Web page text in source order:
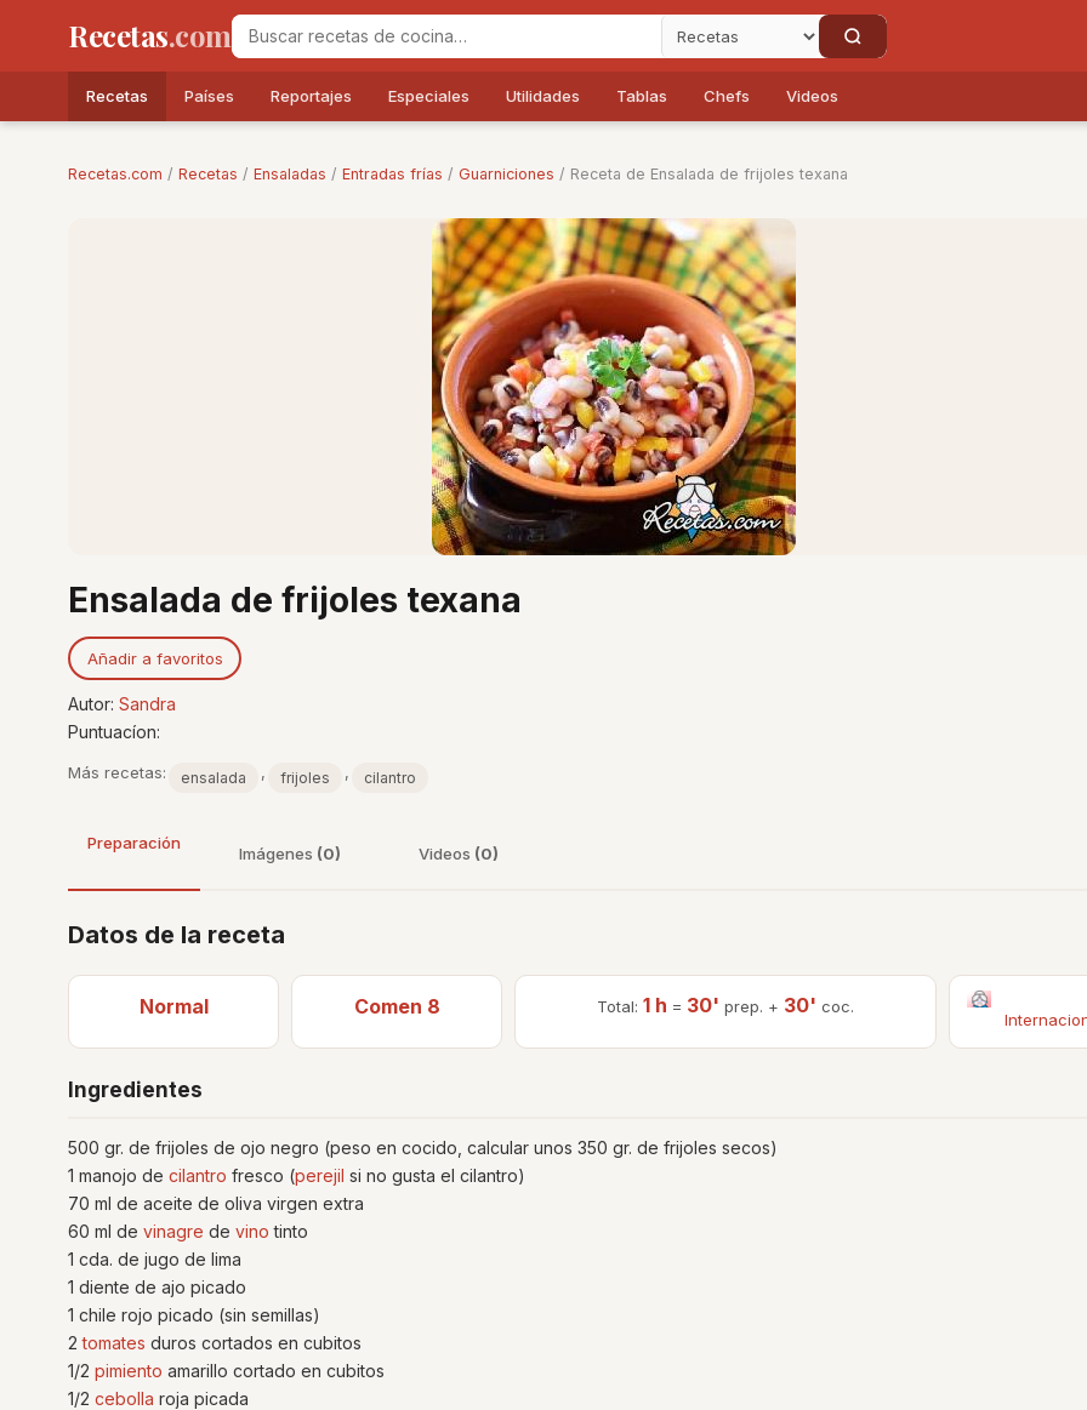
Recetas.com
Recetas Países Reportajes Especiales Utilidades Tablas Chefs Videos
Recetas.com / Recetas / Ensaladas / Entradas frías / Guarniciones / Receta de Ensalada de frijoles texana
Ensalada de frijoles texana
Añadir a favoritos
Autor: Sandra
Puntuacíon:
Más recetas: ensalada , frijoles , cilantro
Preparación
Imágenes (0) Videos (0)
Datos de la receta
Normal Comen 8 Total: 1 h = 30' prep. + 30' coc.
Ingredientes
500 gr. de frijoles de ojo negro (peso en cocido, calcular unos 350 gr. de frijoles secos)
1 manojo de cilantro fresco (perejil si no gusta el cilantro)
70 ml de aceite de oliva virgen extra
60 ml de vinagre de vino tinto
1 cda. de jugo de lima
1 diente de ajo picado
1 chile rojo picado (sin semillas)
2tomates duros cortados en cubitos
1/2 pimiento amarillo cortado en cubitos
1/2 cebolla roja picada